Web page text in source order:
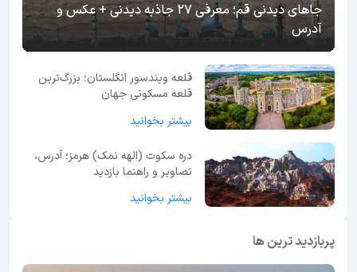
جاهای دیدنی قم؛ معرفی 27 جاذبه دیدنی + عکس و
آدرس
قلعه ویندسور انگلستان؛ بزرگ‌ترین
قلعه مسکونی جهان
بیشتر بخوانید
دره سکوت (الهه نمک) هرمز؛ آدرس،
تصاویر و راهنما بازدید
بیشتر بخوانید
پربازدید ترین ها